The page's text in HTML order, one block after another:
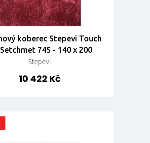
koberec Stepevi Touch
74S - 140 x 200
Stepevi
10 422 Kč